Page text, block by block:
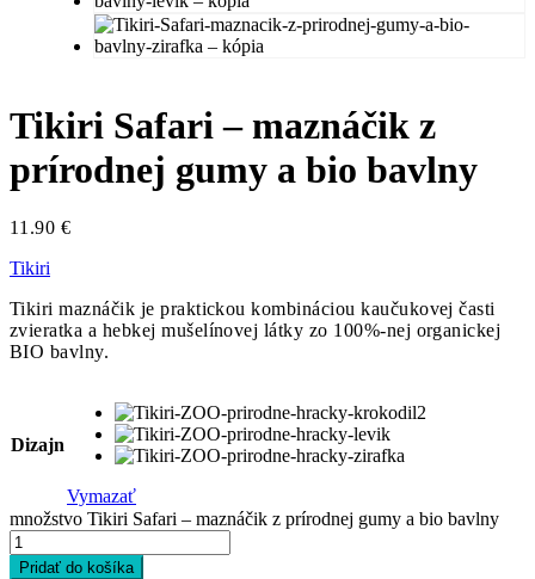
Tikiri Safari – maznáčik z
prírodnej gumy a bio bavlny
11.90 €
Tikiri
Tikiri maznáčik je praktickou kombináciou kaučukovej časti
zvieratka a hebkej mušelínovej látky zo 100%-nej organickej
BIO bavlny.
Dizajn
Vymazať
množstvo Tikiri Safari – maznáčik z prírodnej gumy a bio bavlny
Pridať do košíka